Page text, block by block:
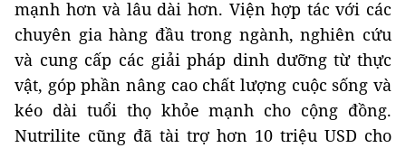
mạnh hơn và lâu dài hơn. Viện hợp tác với các
chuyên gia hàng đầu trong ngành, nghiên cứu
và cung cấp các giải pháp dinh dưỡng từ thực
vật, góp phần nâng cao chất lượng cuộc sống và
kéo dài tuổi thọ khỏe mạnh cho cộng đồng.
Nutrilite cũng đã tài trợ hơn 10 triệu USD cho